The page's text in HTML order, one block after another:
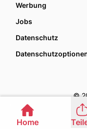
Werbung
Jobs
Datenschutz
©
Home